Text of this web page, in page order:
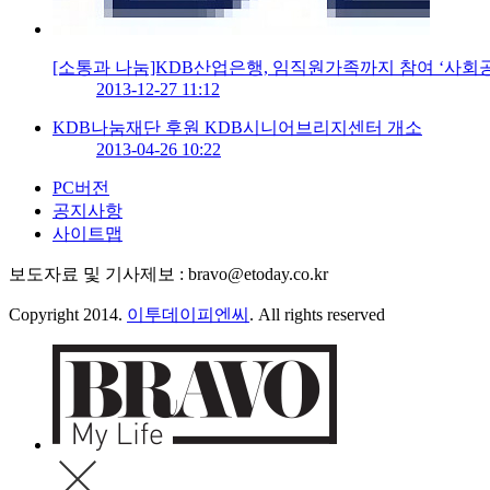
[소통과 나눔]KDB산업은행, 임직원가족까지 참여 ‘사회
2013-12-27 11:12
KDB나눔재단 후원 KDB시니어브리지센터 개소
2013-04-26 10:22
PC버전
공지사항
사이트맵
보도자료 및 기사제보 : bravo@etoday.co.kr
Copyright 2014. 이투데이피엔씨 . All rights reserved